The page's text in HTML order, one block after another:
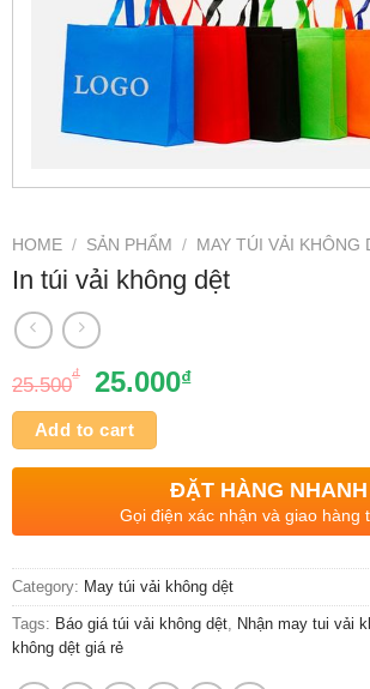
HOME / SẢN PHẨM / MAY TÚI VẢI KHÔNG
In túi vải không dệt
25.500₫ 25.000₫
Add to cart
ĐẶT HÀNG NHANH
Gọi điện xác nhận và giao hàng
Category: May túi vải không dệt
Tags: Báo giá túi vải không dệt, Nhận may tui vải
không dệt giá rẻ